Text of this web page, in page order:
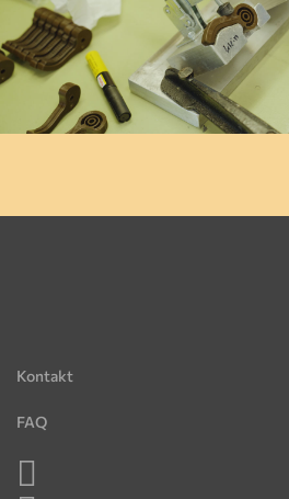
Kontakt
FAQ